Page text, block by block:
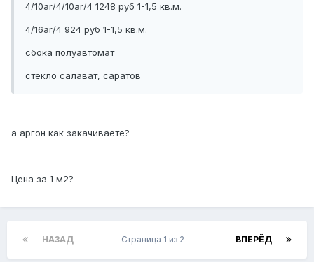
4/10ar/4/10ar/4 1248 руб 1-1,5 кв.м.
4/16ar/4 924 руб 1-1,5 кв.м.
сбока полуавтомат
стекло салават, саратов
а аргон как закачиваете?
Цена за 1 м2?
НАЗАД ВПЕРЁД
Страница 1 из 2